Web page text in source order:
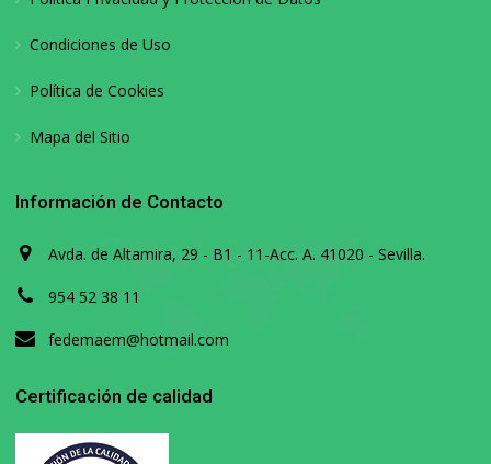
Condiciones de Uso
Política de Cookies
Mapa del Sitio
Información de Contacto
Avda. de Altamira, 29 - B1 - 11-Acc. A. 41020 - Sevilla.
954 52 38 11
fedemaem@hotmail.com
Certificación de calidad